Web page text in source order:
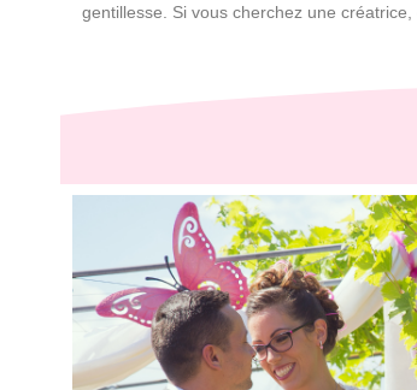
gentillesse. Si vous cherchez une